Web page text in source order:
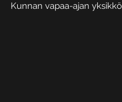
Kunnan vapaa-ajan